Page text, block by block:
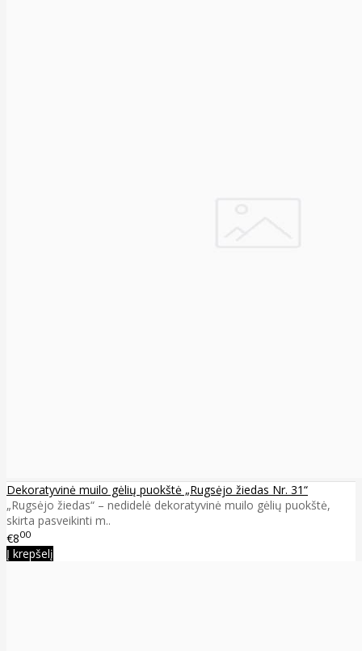
Dekoratyvinė muilo gėlių puokštė „Rugsėjo žiedas Nr. 31“
„Rugsėjo žiedas“ – nedidelė dekoratyvinė muilo gėlių puokštė,
skirta pasveikinti m..
€800
Į krepšelį